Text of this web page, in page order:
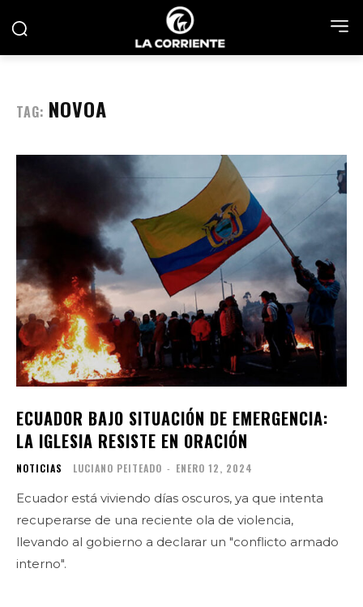
TAG: NOVOA
ECUADOR BAJO SITUACIÓN DE EMERGENCIA:
LA IGLESIA RESISTE EN ORACIÓN
NOTICIAS LUCIANO PEITEADO - ENERO 12, 2024
Ecuador está viviendo días oscuros, ya que intenta
recuperarse de una reciente ola de violencia,
llevando al gobierno a declarar un "conflicto armado
interno".